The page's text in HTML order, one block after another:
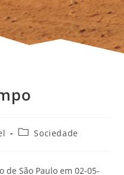
Sociedade
São Paulo em 02-05-